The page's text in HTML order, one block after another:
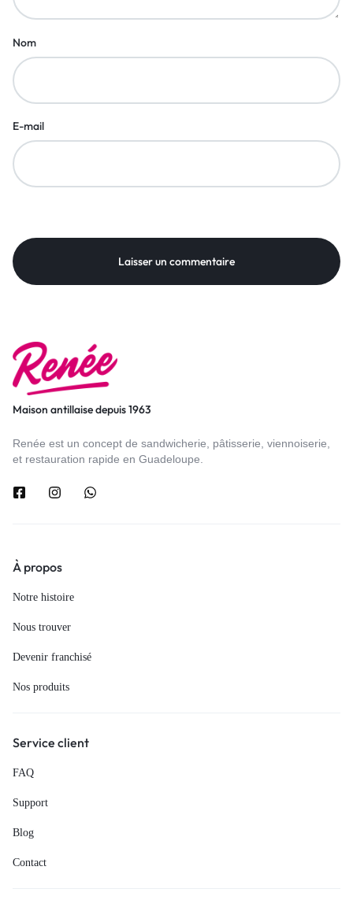
Nom
E-mail
Maison antillaise depuis 1963
Renée est un concept de sandwicherie, pâtisserie, viennoiserie,
et restauration rapide en Guadeloupe.
À propos
Notre histoire
Nous trouver
Devenir franchisé
Nos produits
Service client
FAQ
Support
Blog
Contact